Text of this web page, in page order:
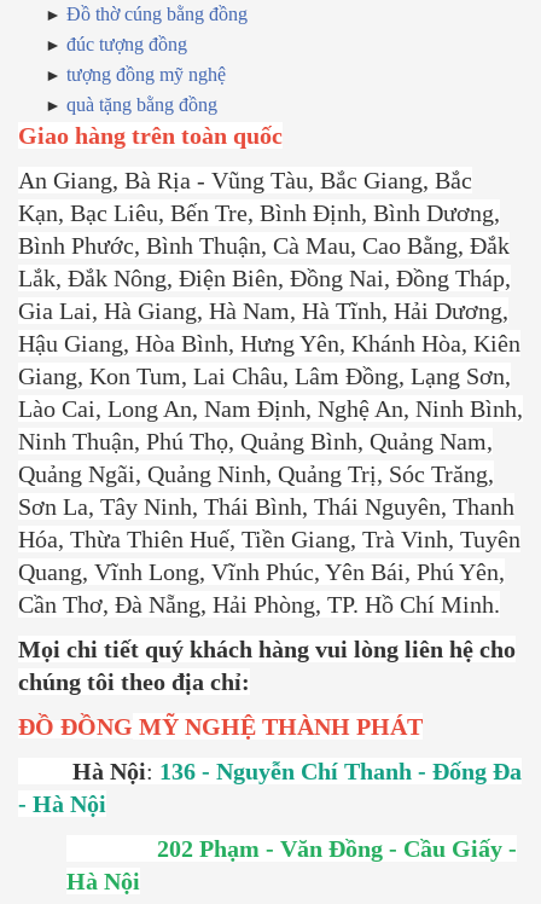
Đồ thờ cúng bằng đồng
đúc tượng đồng
tượng đồng mỹ nghệ
quà tặng bằng đồng
Giao hàng trên toàn quốc
An Giang, Bà Rịa - Vũng Tàu, Bắc Giang, Bắc
Kạn, Bạc Liêu, Bến Tre, Bình Định, Bình Dương,
Bình Phước, Bình Thuận, Cà Mau, Cao Bằng, Đắk
Lắk, Đắk Nông, Điện Biên, Đồng Nai, Đồng Tháp,
Gia Lai, Hà Giang, Hà Nam, Hà Tĩnh, Hải Dương,
Hậu Giang, Hòa Bình, Hưng Yên, Khánh Hòa, Kiên
Giang, Kon Tum, Lai Châu, Lâm Đồng, Lạng Sơn,
Lào Cai, Long An, Nam Định, Nghệ An, Ninh Bình,
Ninh Thuận, Phú Thọ, Quảng Bình, Quảng Nam,
Quảng Ngãi, Quảng Ninh, Quảng Trị, Sóc Trăng,
Sơn La, Tây Ninh, Thái Bình, Thái Nguyên, Thanh
Hóa, Thừa Thiên Huế, Tiền Giang, Trà Vinh, Tuyên
Quang, Vĩnh Long, Vĩnh Phúc, Yên Bái, Phú Yên,
Cần Thơ, Đà Nẵng, Hải Phòng, TP. Hồ Chí Minh.
Mọi chi tiết quý khách hàng vui lòng liên hệ cho
chúng tôi theo địa chỉ:
ĐỒ ĐỒNG MỸ NGHỆ THÀNH PHÁT
Hà Nội: 136 - Nguyễn Chí Thanh - Đống Đa
- Hà Nội
202 Phạm - Văn Đồng - Cầu Giấy -
Hà Nội